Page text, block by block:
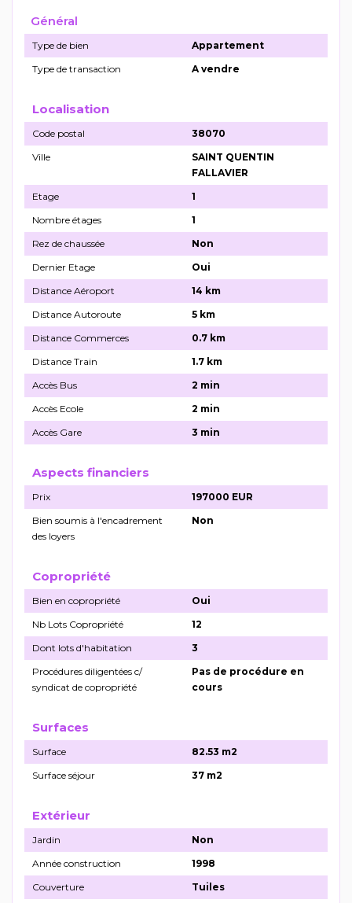
Général
Type de bien
Appartement
Type de transaction
A vendre
Localisation
Code postal
38070
Ville
SAINT QUENTIN
FALLAVIER
Etage
1
Nombre étages
1
Rez de chaussée
Non
Dernier Etage
Oui
Distance Aéroport
14 km
Distance Autoroute
5 km
Distance Commerces
0.7 km
Distance Train
1.7 km
Accès Bus
2 min
Accès Ecole
2 min
Accès Gare
3 min
Aspects financiers
Prix
197000 EUR
Bien soumis à l'encadrement
des loyers
Non
Copropriété
Bien en copropriété
Oui
Nb Lots Copropriété
12
Dont lots d'habitation
3
Procédures diligentées c/
syndicat de copropriété
Pas de procédure en
cours
Surfaces
Surface
82.53 m2
Surface séjour
37 m2
Extérieur
Jardin
Non
Année construction
1998
Couverture
Tuiles